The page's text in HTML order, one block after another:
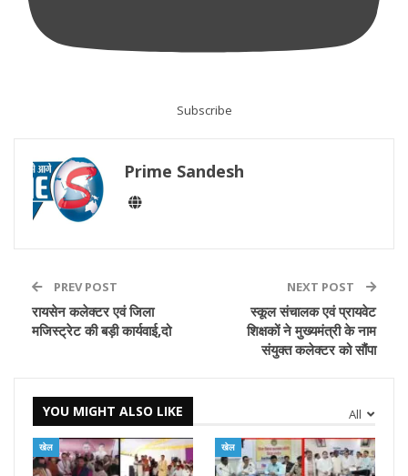
Subscribe
Prime Sandesh
PREV POST
रायसेन कलेक्टर एवं जिला
मजिस्ट्रेट की बड़ी कार्यवाई,दो
NEXT POST
स्कूल संचालक एवं प्रायवेट
शिक्षकों ने मुख्यमंत्री के नाम
संयुक्त कलेक्टर को सौंपा
All
YOU MIGHT ALSO LIKE
खेल खेल